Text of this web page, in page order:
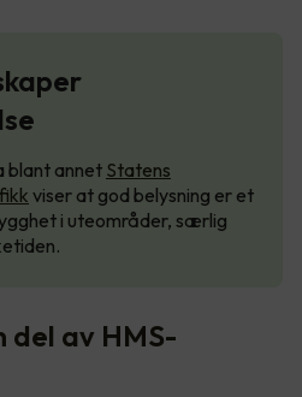
blant annet Statens
viser at god belysning er et
i uteområder, særlig
del av HMS-